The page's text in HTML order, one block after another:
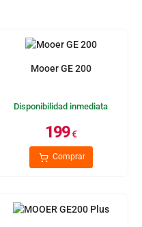
Mooer GE 200
Disponibilidad inmediata
199€
Comprar